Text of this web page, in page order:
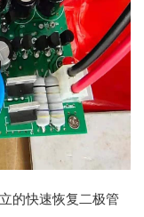
的快速恢复二极管